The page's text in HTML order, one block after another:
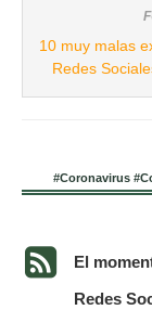
10 muy malas
Redes
#Coronavirus
El
Redes